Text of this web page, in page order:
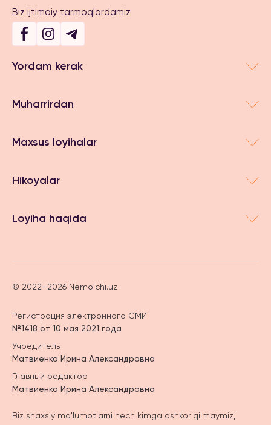
Biz ijtimoiy tarmoqlardamiz
Yordam kerak
Muharrirdan
Maxsus loyihalar
Hikoyalar
Loyiha haqida
© 2022–2026 Nemolchi.uz
Регистрация электронного СМИ
№1418 от 10 мая 2021 года
Учредитель
Матвиенко Ирина Александровна
Главный редактор
Матвиенко Ирина Александровна
Biz shaxsiy ma'lumotlarni hech kimga oshkor qilmaymiz,